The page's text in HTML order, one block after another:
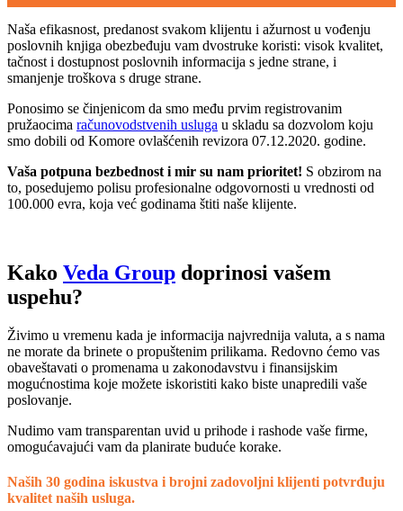
Naša efikasnost, predanost svakom klijentu i ažurnost u vođenju
poslovnih knjiga obezbeđuju vam dvostruke koristi: visok kvalitet,
tačnost i dostupnost poslovnih informacija s jedne strane, i
smanjenje troškova s druge strane.
Ponosimo se činjenicom da smo među prvim registrovanim
pružaocima računovodstvenih usluga u skladu sa dozvolom koju
smo dobili od Komore ovlašćenih revizora 07.12.2020. godine.
Vaša potpuna bezbednost i mir su nam prioritet! S obzirom na
to, posedujemo polisu profesionalne odgovornosti u vrednosti od
100.000 evra, koja već godinama štiti naše klijente.
Kako Veda Group doprinosi vašem
uspehu?
Živimo u vremenu kada je informacija najvrednija valuta, a s nama
ne morate da brinete o propuštenim prilikama. Redovno ćemo vas
obaveštavati o promenama u zakonodavstvu i finansijskim
mogućnostima koje možete iskoristiti kako biste unapredili vaše
poslovanje.
Nudimo vam transparentan uvid u prihode i rashode vaše firme,
omogućavajući vam da planirate buduće korake.
Naših 30 godina iskustva i brojni zadovoljni klijenti potvrđuju
kvalitet naših usluga.